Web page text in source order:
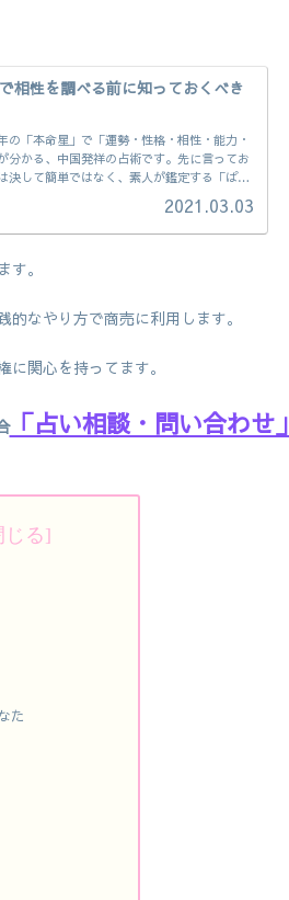
相性を調べる前に知っておくべき
の「本命星」で「運勢・性格・相性・能力・
分かる、中国発祥の占術です。先に言ってお
決して簡単ではなく、素人が鑑定する「ぱっ
が、本質的な「性格・相性」などは変化しま
で占う「月命星」があります。
2021.03.03
。
なやり方で商売に利用します。
関心を持ってます。
「占い相談・問い合わせ」
た